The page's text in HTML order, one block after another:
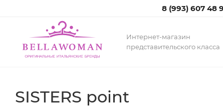
8 (993) 607 48
Интернет-магазин
представительского класса
SISTERS point